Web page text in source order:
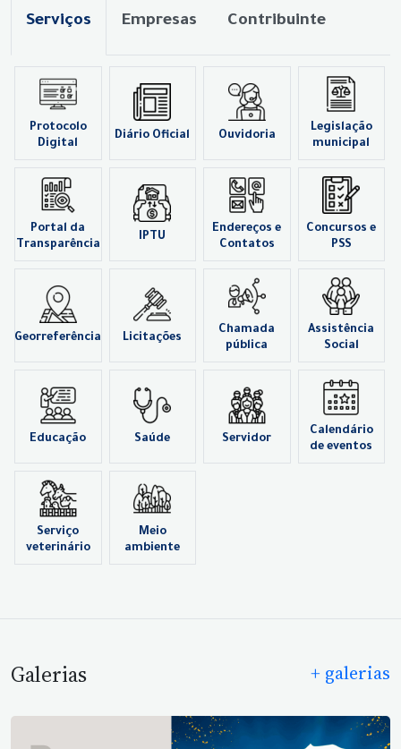
Serviços Empresas Contribuinte
Protocolo
Digital
Diário Oficial Ouvidoria
Legislação
municipal
Portal da
Transparência
IPTU
Endereços e
Contatos
Concursos e
PSS
Georreferência Licitações
Chamada
pública
Assistência
Social
Educação Saúde Servidor
Calendário
de eventos
Serviço
veterinário
Meio
ambiente
Galerias + galerias